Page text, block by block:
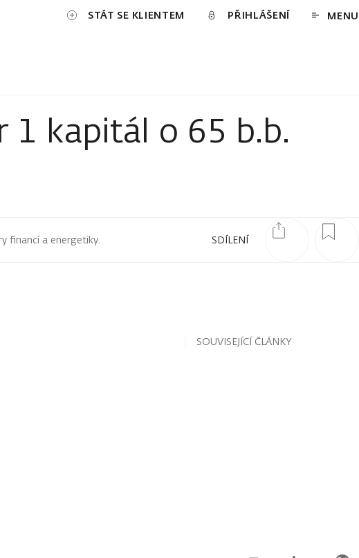
STÁT SE KLIENTEM PŘIHLÁŠENÍ MENU
kapitál o 65 b.b.
SDÍLENÍ
financí a energetiky.
SOUVISEJÍCÍ ČLÁNKY